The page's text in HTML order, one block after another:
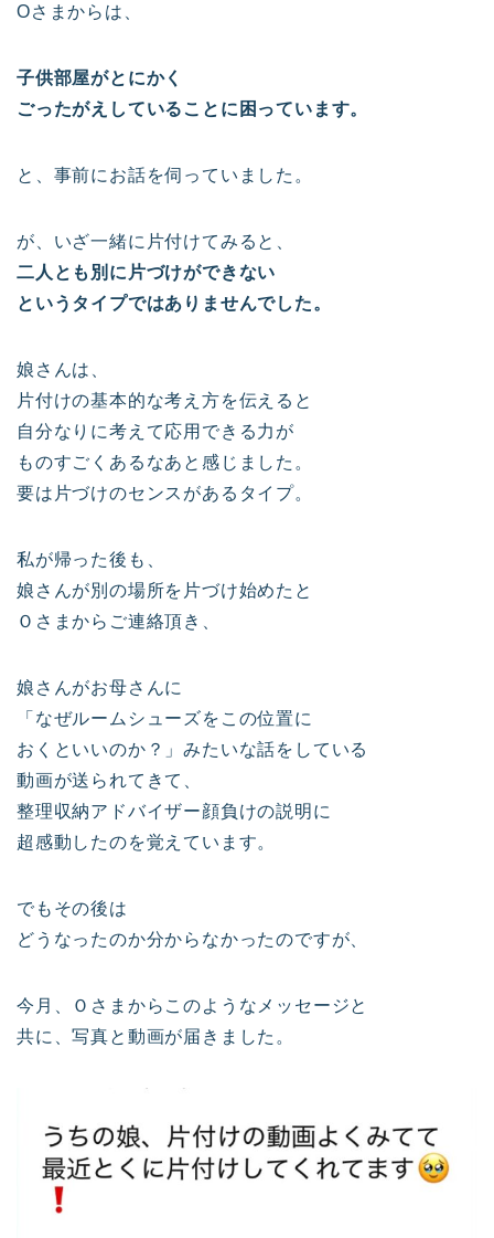
Oさまからは、
子供部屋がとにかく
ごったがえしていることに困っています。
と、事前にお話を伺っていました。
が、いざ一緒に片付けてみると、
二人とも別に片づけができない
というタイプではありませんでした。
娘さんは、
片付けの基本的な考え方を伝えると
自分なりに考えて応用できる力が
ものすごくあるなあと感じました。
要は片づけのセンスがあるタイプ。
私が帰った後も、
娘さんが別の場所を片づけ始めたと
Ｏさまからご連絡頂き、
娘さんがお母さんに
「なぜルームシューズをこの位置に
おくといいのか？」みたいな話をしている
動画が送られてきて、
整理収納アドバイザー顔負けの説明に
超感動したのを覚えています。
でもその後は
どうなったのか分からなかったのですが、
今月、Ｏさまからこのようなメッセージと
共に、写真と動画が届きました。